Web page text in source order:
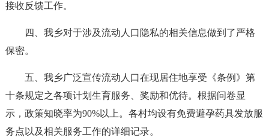
接收反馈工作。
四、我乡对于涉及流动人口隐私的相关信息做到了严格
保密。
五、我乡广泛宣传流动人口在现居住地享受《条例》第
十条规定之各项计划生育服务、奖励和优待。根据问卷显
示，政策知晓率为90%以上。各村均设有免费避孕药具发放服
务点以及相关服务工作的详细记录。